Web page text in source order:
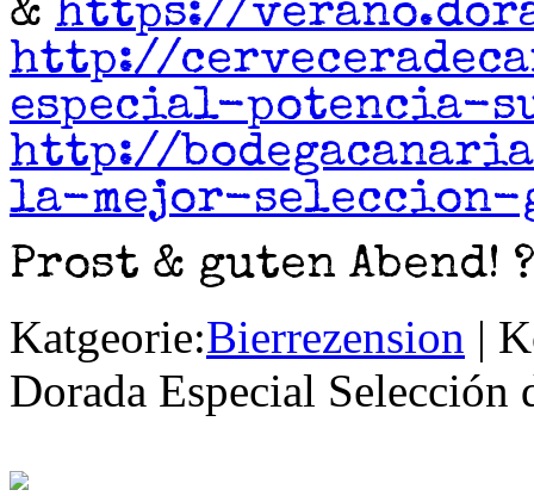
& https://
http://
especial-potencia-
http://
la-mejor-
Prost & guten Abend! ?
Katgeorie:Bierrezension |
Dorada Especial Selección